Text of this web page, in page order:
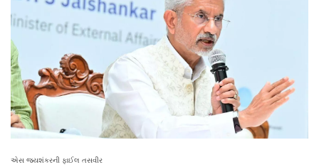
એસ જયશંકરની ફાઈલ તસવીર